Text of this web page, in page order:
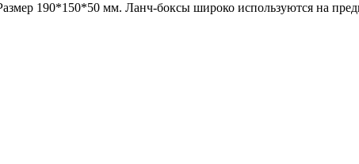
190*150*50 мм. Ланч-боксы широко используются на